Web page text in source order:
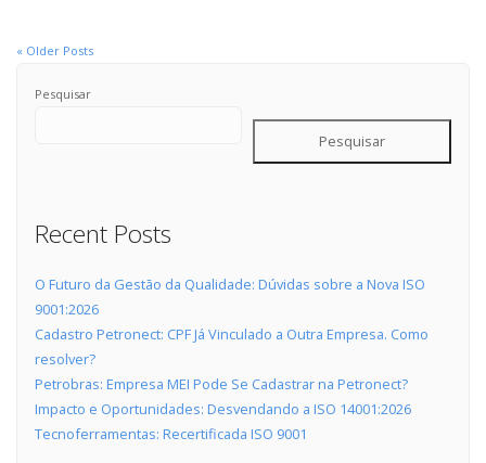
« Older Posts
Pesquisar
Pesquisar
Recent Posts
O Futuro da Gestão da Qualidade: Dúvidas sobre a Nova ISO
9001:2026
Cadastro Petronect: CPF Já Vinculado a Outra Empresa. Como
resolver?
Petrobras: Empresa MEI Pode Se Cadastrar na Petronect?
Impacto e Oportunidades: Desvendando a ISO 14001:2026
Tecnoferramentas: Recertificada ISO 9001